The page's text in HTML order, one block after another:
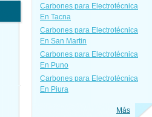
Carbones para Electrotécnica
En Tacna
Carbones para Electrotécnica
En San Martin
Carbones para Electrotécnica
En Puno
Carbones para Electrotécnica
En Piura
Más